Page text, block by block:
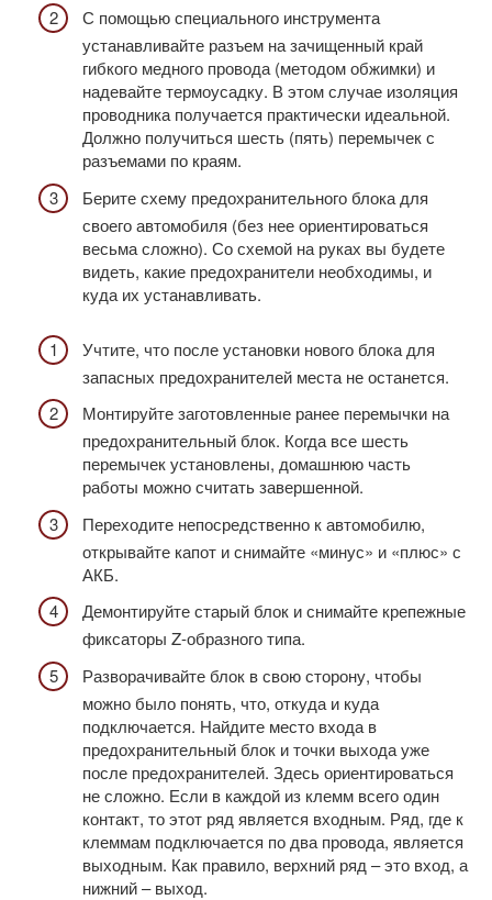
С помощью специального инструмента
устанавливайте разъем на зачищенный край
гибкого медного провода (методом обжимки) и
надевайте термоусадку. В этом случае изоляция
проводника получается практически идеальной.
Должно получиться шесть (пять) перемычек с
разъемами по краям.
Берите схему предохранительного блока для
своего автомобиля (без нее ориентироваться
весьма сложно). Со схемой на руках вы будете
видеть, какие предохранители необходимы, и
куда их устанавливать.
Учтите, что после установки нового блока для
запасных предохранителей места не останется.
Монтируйте заготовленные ранее перемычки на
предохранительный блок. Когда все шесть
перемычек установлены, домашнюю часть
работы можно считать завершенной.
Переходите непосредственно к автомобилю,
открывайте капот и снимайте «минус» и «плюс» с
АКБ.
Демонтируйте старый блок и снимайте крепежные
фиксаторы Z-образного типа.
Разворачивайте блок в свою сторону, чтобы
можно было понять, что, откуда и куда
подключается. Найдите место входа в
предохранительный блок и точки выхода уже
после предохранителей. Здесь ориентироваться
не сложно. Если в каждой из клемм всего один
контакт, то этот ряд является входным. Ряд, где к
клеммам подключается по два провода, является
выходным. Как правило, верхний ряд – это вход, а
нижний – выход.